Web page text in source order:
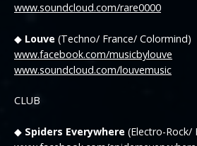
www.soundcloud.com/rare0000
◆ Louve (Techno/ France/ Colormind)
www.facebook.com/musicbylouve
www.soundcloud.com/louvemusic
CLUB
◆ Spiders Everywhere (Electro-Rock/